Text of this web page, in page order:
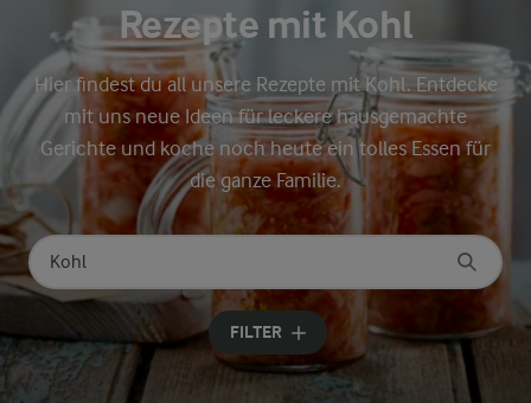
Rezepte mit Kohl
Hier findest du all unsere Rezepte mit Kohl. Entdecke
mit uns neue Ideen für leckere hausgemachte
Gerichte und koche noch heute ein tolles Essen für
die ganze Familie.
Nach Kategorie suchen
Geben Sie Suchbegriffe ein
FILTER